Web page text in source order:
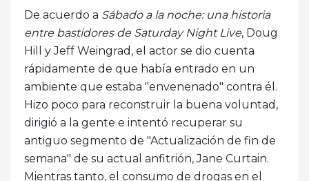
De acuerdo a Sábado a la noche: una historia
entre bastidores de Saturday Night Live, Doug
Hill y Jeff Weingrad, el actor se dio cuenta
rápidamente de que había entrado en un
ambiente que estaba "envenenado" contra él.
Hizo poco para reconstruir la buena voluntad,
dirigió a la gente e intentó recuperar su
antiguo segmento de "Actualización de fin de
semana" de su actual anfitrión, Jane Curtain.
Mientras tanto, el consumo de drogas en el